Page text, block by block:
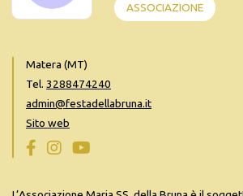
ASSOCIAZIONE
Matera (MT)
Tel. 3288474240
admin@festadellabruna.it
Sito web